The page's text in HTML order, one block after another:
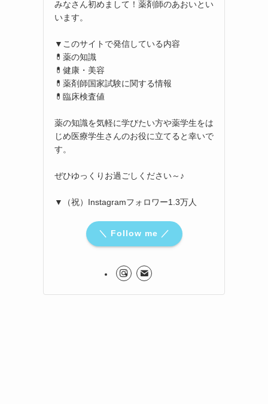
みなさん初めまして！薬剤師のあおいとい
います。
▼このサイトで発信している内容
💊薬の知識
💊健康・美容
💊薬剤師国家試験に関する情報
💊臨床検査値
薬の知識を気軽に学びたい方や薬学生をは
じめ医療学生さんのお役に立てると幸いで
す。
ぜひゆっくりお過ごしください～♪
▼（祝）Instagramフォロワー1.3万人
＼ Follow me ／